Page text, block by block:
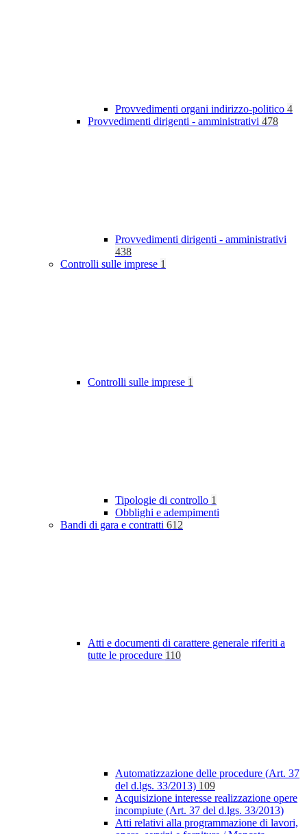
Provvedimenti organi indirizzo-politico 4
Provvedimenti dirigenti - amministrativi 478
Provvedimenti dirigenti - amministrativi
438
Controlli sulle imprese 1
Controlli sulle imprese 1
Tipologie di controllo 1
Obblighi e adempimenti
Bandi di gara e contratti 612
Atti e documenti di carattere generale riferiti a
tutte le procedure 110
Automatizzazione delle procedure (Art. 37
del d.lgs. 33/2013) 109
Acquisizione interesse realizzazione opere
incompiute (Art. 37 del d.lgs. 33/2013)
Atti relativi alla programmazione di lavori,